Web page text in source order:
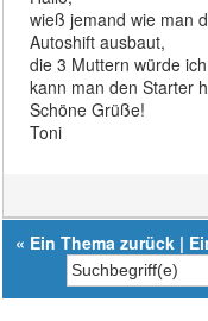
wieß jemand wie man
Autoshift ausbaut,
die 3 Muttern würde
kann man den Starter
Schöne Grüße!
Toni
« Ein Thema zurück |